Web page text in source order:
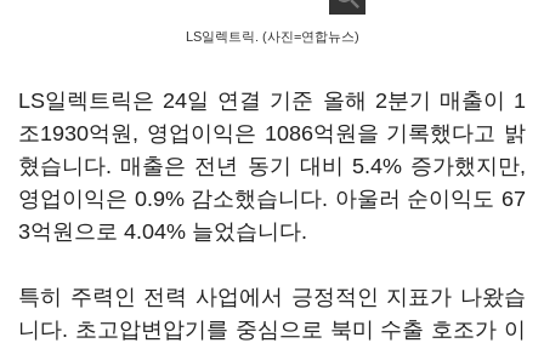
LS일렉트릭. (사진=연합뉴스)
LS일렉트릭은 24일 연결 기준 올해 2분기 매출이 1
조1930억원, 영업이익은 1086억원을 기록했다고 밝
혔습니다. 매출은 전년 동기 대비 5.4% 증가했지만,
영업이익은 0.9% 감소했습니다. 아울러 순이익도 67
3억원으로 4.04% 늘었습니다.
특히 주력인 전력 사업에서 긍정적인 지표가 나왔습
니다. 초고압변압기를 중심으로 북미 수출 호조가 이